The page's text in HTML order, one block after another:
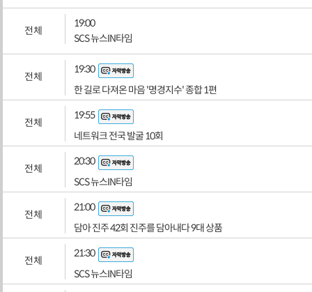
전체
19:00
SCS 뉴스IN타임
전체
19:30
한 길로 다져온 마음 '명경지수' 종합 1편
전체
19:55
네트워크 전국 발굴 10회
전체
20:30
SCS 뉴스IN타임
전체
21:00
담아 진주 42회 진주를 담아내다 9대 상품
전체
21:30
SCS 뉴스IN타임